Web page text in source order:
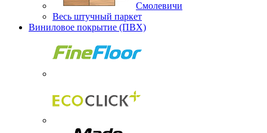
Смолевичи
Весь штучный паркет
Виниловое покрытие (ПВХ)